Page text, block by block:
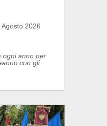
Agosto 2026
ogni anno per
con gli